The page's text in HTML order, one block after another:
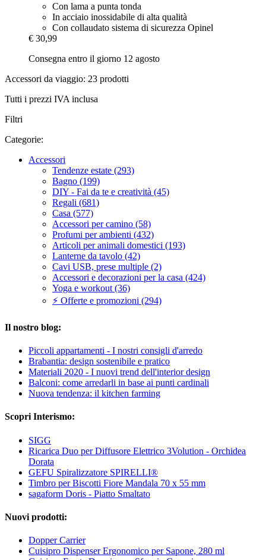
Con lama a punta tonda
In acciaio inossidabile di alta qualità
Con collaudato sistema di sicurezza Opinel
€ 30,99
Consegna entro il giorno 12 agosto
Accessori da viaggio: 23 prodotti
Tutti i prezzi IVA inclusa
Filtri
Categorie:
Accessori
Tendenze estate (293)
Bagno (199)
DIY - Fai da te e creatività (45)
Regali (681)
Casa (577)
Accessori per camino (58)
Profumi per ambienti (432)
Articoli per animali domestici (193)
Lanterne da tavolo (42)
Cavi USB, prese multiple (2)
Accessori e decorazioni per la casa (424)
Yoga e workout (36)
⚡ Offerte e promozioni (294)
Il nostro blog:
Piccoli appartamenti - I nostri consigli d'arredo
Brabantia: design sostenibile e pratico
Materiali 2020 - I nuovi trend dell'interior design
Balconi: come arredarli in base ai punti cardinali
Nuova tendenza: il kitchen farming
Scopri Interismo:
SIGG
Ricarica Duo per Diffusore Elettrico 3Volution - Orchidea
Dorata
GEFU Spiralizzatore SPIRELLI®
Timbro per Biscotti Fiore Mandala 70 x 55 mm
sagaform Doris - Piatto Smaltato
Nuovi prodotti:
Dopper Carrier
Cuisipro Dispenser Ergonomico per Sapone, 280 ml